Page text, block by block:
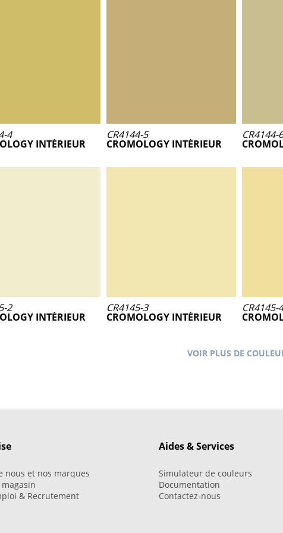
4
INTÉRIEUR
CR4144-5
CROMOLOGY INTÉRIEUR
CR4144-6
2
INTÉRIEUR
CR4145-3
CROMOLOGY INTÉRIEUR
CR4145-4
VOIR PLUS DE
nous et nos marques
& Recrutement
Aides & Services
Simulateur de couleurs
Documentation
Contactez-nous